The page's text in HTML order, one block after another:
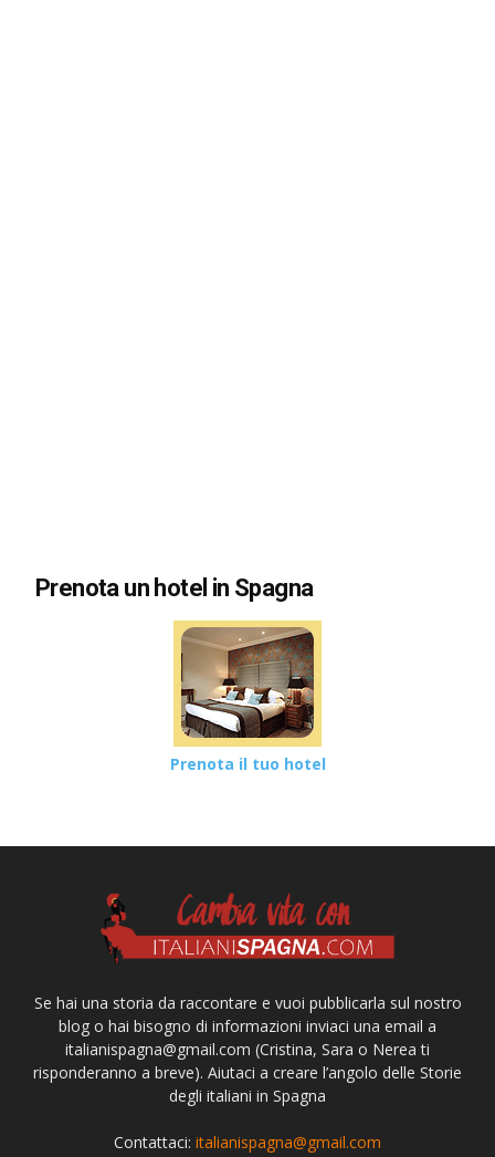
Prenota un hotel in Spagna
Prenota il tuo hotel
Se hai una storia da raccontare e vuoi pubblicarla sul nostro
blog o hai bisogno di informazioni inviaci una email a
italianispagna@gmail.com (Cristina, Sara o Nerea ti
risponderanno a breve). Aiutaci a creare l’angolo delle Storie
degli italiani in Spagna
Contattaci: italianispagna@gmail.com